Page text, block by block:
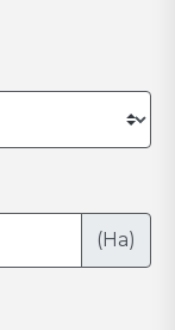
(Ha)